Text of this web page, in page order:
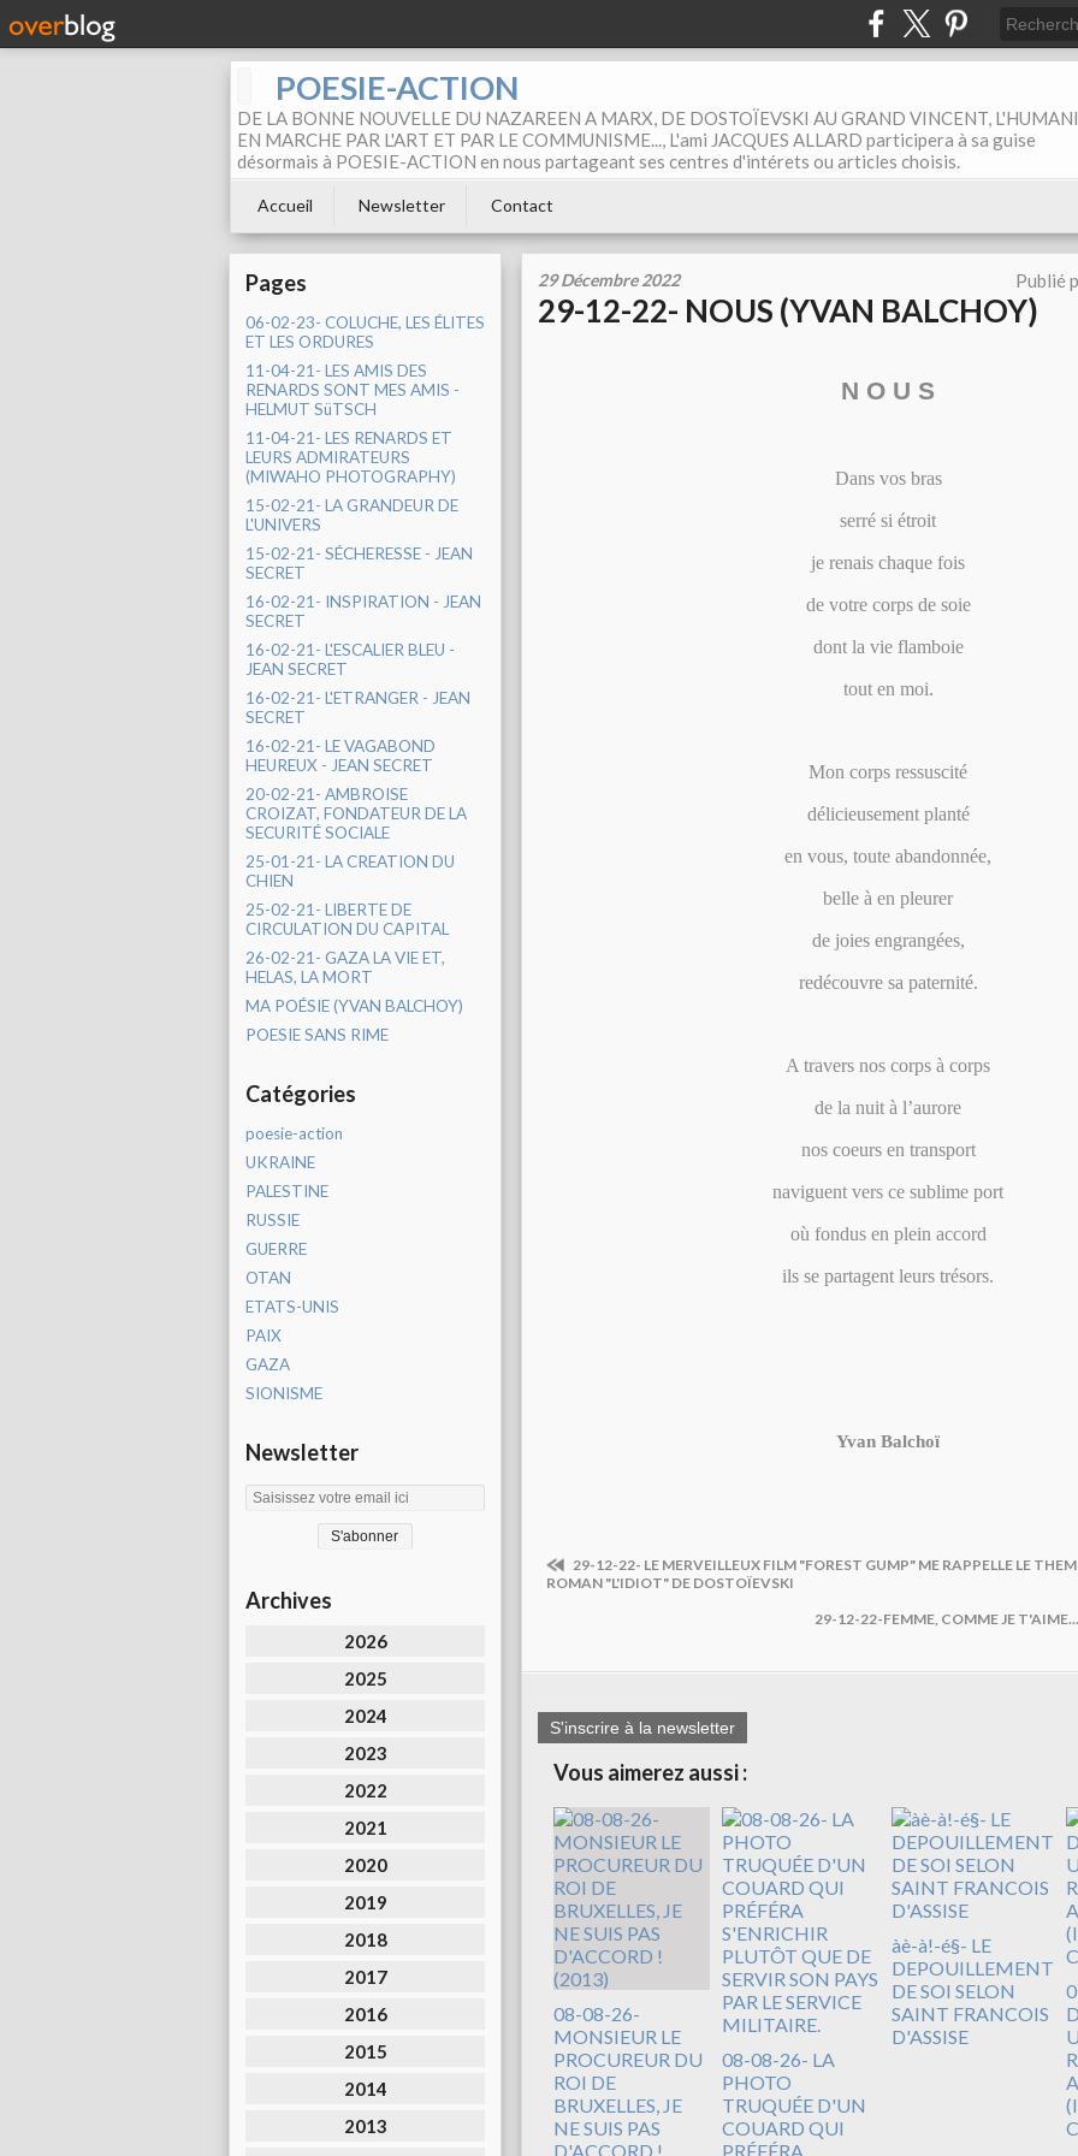
POESIE-ACTION
DE LA BONNE NOUVELLE DU NAZAREEN A MARX, DE DOSTOÏEVSKI AU GRAND VINCENT,
EN MARCHE PAR L'ART ET PAR LE COMMUNISME..., L'ami JACQUES ALLARD participera à sa guise
désormais à POESIE-ACTION en nous partageant ses centres d'intérets ou articles choisis.
Accueil Newsletter Contact
Pages
06-02-23- COLUCHE, LES ÉLITES
ET LES ORDURES
11-04-21- LES AMIS DES
RENARDS SONT MES AMIS -
HELMUT SüTSCH
11-04-21- LES RENARDS ET
LEURS ADMIRATEURS
(MIWAHO PHOTOGRAPHY)
15-02-21- LA GRANDEUR DE
L'UNIVERS
15-02-21- SÉCHERESSE - JEAN
SECRET
16-02-21- INSPIRATION - JEAN
SECRET
16-02-21- L'ESCALIER BLEU -
JEAN SECRET
16-02-21- L'ETRANGER - JEAN
SECRET
16-02-21- LE VAGABOND
HEUREUX - JEAN SECRET
20-02-21- AMBROISE
CROIZAT, FONDATEUR DE LA
SECURITÉ SOCIALE
25-01-21- LA CREATION DU
CHIEN
25-02-21- LIBERTE DE
CIRCULATION DU CAPITAL
26-02-21- GAZA LA VIE ET,
HELAS, LA MORT
MA POÉSIE (YVAN BALCHOY)
POESIE SANS RIME
Catégories
poesie-action
UKRAINE
PALESTINE
RUSSIE
GUERRE
OTAN
ETATS-UNIS
PAIX
GAZA
SIONISME
Newsletter
Archives
2026
2025
2024
2023
2022
2021
2020
2019
2018
2017
2016
2015
2014
2013
29 Décembre 2022 Publié
29-12-22- NOUS (YVAN BALCHOY)
N O U S
Dans vos bras
serré si étroit
je renais chaque fois
de votre corps de soie
dont la vie flamboie
tout en moi.
Mon corps ressuscité
délicieusement planté
en vous, toute abandonnée,
belle à en pleurer
de joies engrangées,
redécouvre sa paternité.
A travers nos corps à corps
de la nuit à l’aurore
nos coeurs en transport
naviguent vers ce sublime port
où fondus en plein accord
ils se partagent leurs trésors.
Yvan Balchoï
29-12-22- LE MERVEILLEUX FILM "FOREST GUMP" ME RAPPELLE LE
ROMAN "L'IDIOT" DE DOSTOÏEVSKI
29-12-22-FEMME, COMME JE
S'inscrire à la newsletter
Vous aimerez aussi :
08-08-26-
MONSIEUR LE
PROCUREUR DU
ROI DE
BRUXELLES, JE
NE SUIS PAS
D'ACCORD !
08-08-26- LA
PHOTO
TRUQUÉE D'UN
COUARD QUI
PRÉFÉRA
àè-à!-é§- LE
DEPOUILLEMENT
DE SOI SELON
SAINT FRANCOIS
D'ASSISE